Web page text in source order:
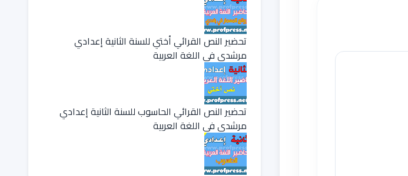
تحضير النص القرائي أختي للسنة الثانية إعدادي
مرشدي في اللغة العربية
تحضير النص القرائي الحاسوب للسنة الثانية إعدادي
مرشدي في اللغة العربية